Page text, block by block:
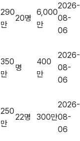
290
만
20명
6,000
만
2026-
08-
06
350
만
명
400
만
2026-
08-
06
250
만
22명 300만
2026-
08-
06